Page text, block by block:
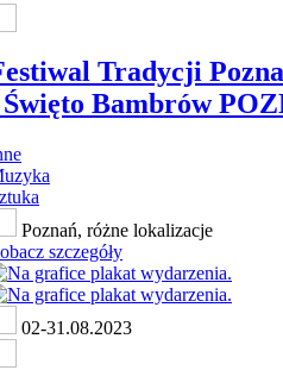
Tradycji
Bambrów
Poznań, różne lokalizacje
szczegóły
02-31.08.2023